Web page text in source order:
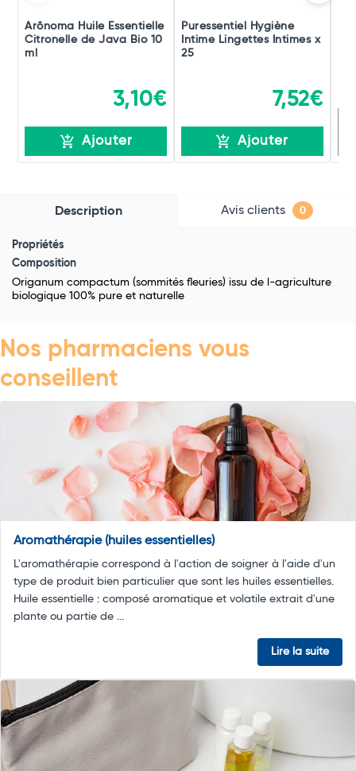
Arônoma Huile Essentielle
Citronelle de Java Bio 10
ml
3,10€
Ajouter
Puressentiel Hygiène
Intime Lingettes Intimes x
25
7,52€
Ajouter
Description Avis clients 0
Propriétés
Composition
Origanum compactum (sommités fleuries) issu de l-agriculture
biologique 100% pure et naturelle
Nos pharmaciens vous
conseillent
Aromathérapie (huiles essentielles)
L'aromathérapie correspond à l'action de soigner à l'aide d'un
type de produit bien particulier que sont les huiles essentielles.
Huile essentielle : composé aromatique et volatile extrait d'une
plante ou partie de ...
Lire la suite